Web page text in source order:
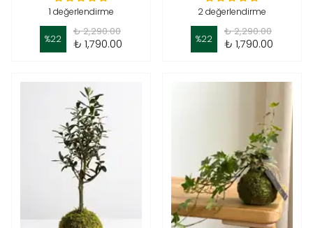
1 değerlendirme
%22
₺ 2,290.00
₺ 1,790.00
2 değerlendirme
%22
₺ 2,290.00
₺ 1,790.00